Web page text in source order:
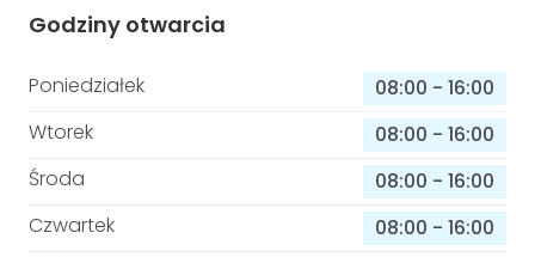
Godziny otwarcia
Poniedziałek 08:00 - 16:00
Wtorek
08:00 - 16:00
Środa
08:00 - 16:00
Czwartek
08:00 - 16:00